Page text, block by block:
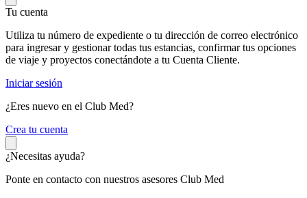
Tu cuenta
Utiliza tu número de expediente o tu dirección de correo electrónico
para ingresar y gestionar todas tus estancias, confirmar tus opciones
de viaje y proyectos conectándote a tu Cuenta Cliente.
Iniciar sesión
¿Eres nuevo en el Club Med?
Crea tu cuenta
¿Necesitas ayuda?
Ponte en contacto con nuestros asesores Club Med